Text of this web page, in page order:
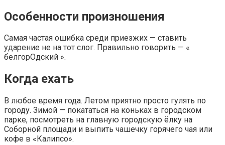
Особенности произношения
Самая частая ошибка среди приезжих — ставить
ударение не на тот слог. Правильно говорить — «
белгорОдский ».
Когда ехать
В любое время года. Летом приятно просто гулять по
городу. Зимой — покататься на коньках в городском
парке, посмотреть на главную городскую ёлку на
Соборной площади и выпить чашечку горячего чая или
кофе в «Калипсо».